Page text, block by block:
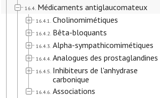
16.4. Médicaments antiglaucomateux
16.4.1. Cholinomimétiques
16.4.2. Bêta-bloquants
16.4.3. Alpha-sympathicomimétiques
16.4.4. Analogues des prostaglandines
16.4.5. Inhibiteurs de l'anhydrase
carbonique
16.4.6. Associations